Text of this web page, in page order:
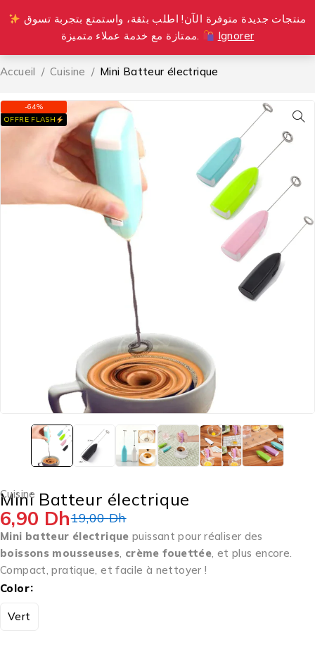
ممتازة مع خدمة عملاء متميزة.
Ignorer
0
Accueil / Cuisine / Mini Batteur électrique
-64%
OFFRE FLASH
Cuisine
Mini Batteur électrique
19,00Dh
6,90 Dh
Mini batteur électrique puissant pour réaliser des
boissons mousseuses crème fouettée , et plus encore.
Compact, pratique, et facile à nettoyer !
Color
Vert